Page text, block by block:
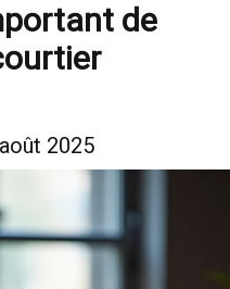
de
2025